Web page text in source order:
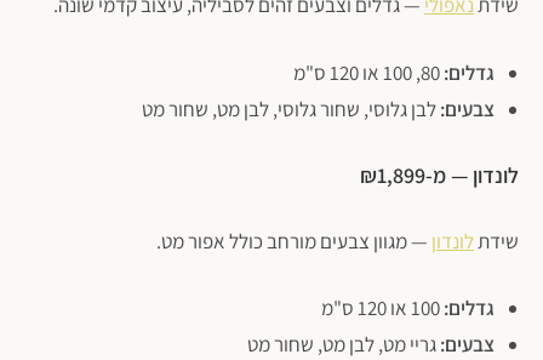
שידתנאפולי — גדלים וצבעים זהים לסביליה, עיצוב קדמי שונה.
גדלים:
צבעים:לבן גלוסי, שחור גלוסי, לבן מט, שחור מט
לונדון — מ-₪1,899
שידתלונדון — מגוון צבעים מורחב כולל אפור מט.
גדלים:
צבעים:גריי מט, לבן מט, שחור מט